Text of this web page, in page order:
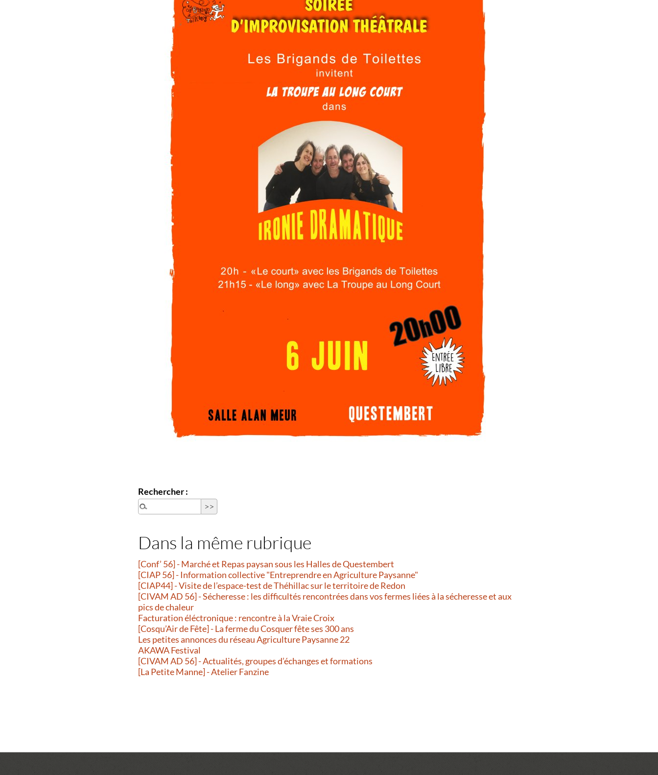
Rechercher :
Dans la même rubrique
[Conf’ 56] - Marché et Repas paysan sous les Halles de Questembert
[CIAP 56] - Information collective "Entreprendre en Agriculture Paysanne"
[CIAP44] - Visite de l’espace-test de Théhillac sur le territoire de Redon
[CIVAM AD 56] - Sécheresse : les difficultés rencontrées dans vos fermes liées à la sécheresse et aux
pics de chaleur
Facturation éléctronique : rencontre à la Vraie Croix
[Cosqu’Air de Fête] - La ferme du Cosquer fête ses 300 ans
Les petites annonces du réseau Agriculture Paysanne 22
AKAWA Festival
[CIVAM AD 56] - Actualités, groupes d’échanges et formations
[La Petite Manne] - Atelier Fanzine